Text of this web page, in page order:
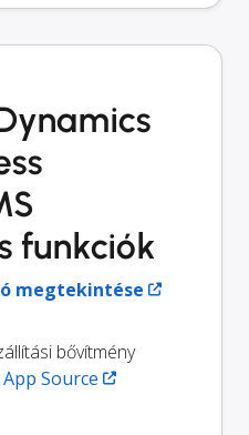
funkciók
megtekintése
bővítmény
Source